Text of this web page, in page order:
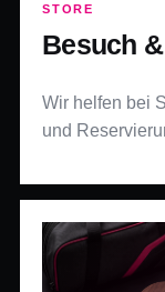
STORE
Besuch
Wir helfen bei
und